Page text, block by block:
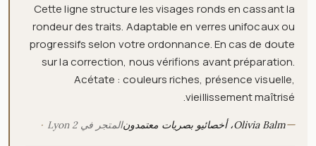
Cette ligne structure les visages ronds en cassant la
rondeur des traits. Adaptable en verres unifocaux ou
progressifs selon votre ordonnance. En cas de doute
sur la correction, nous vérifions avant préparation.
Acétate : couleurs riches, présence visuelle,
vieillissement maîtrisé.
—Olivia Balm، أخصائيو بصريات معتمدون المتجر في Lyon 2